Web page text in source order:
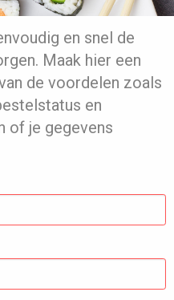
en snel de
Maak hier een
de voordelen zoals
en
of je gegevens